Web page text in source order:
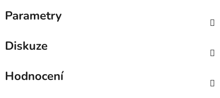
Parametry
Diskuze
Hodnocení